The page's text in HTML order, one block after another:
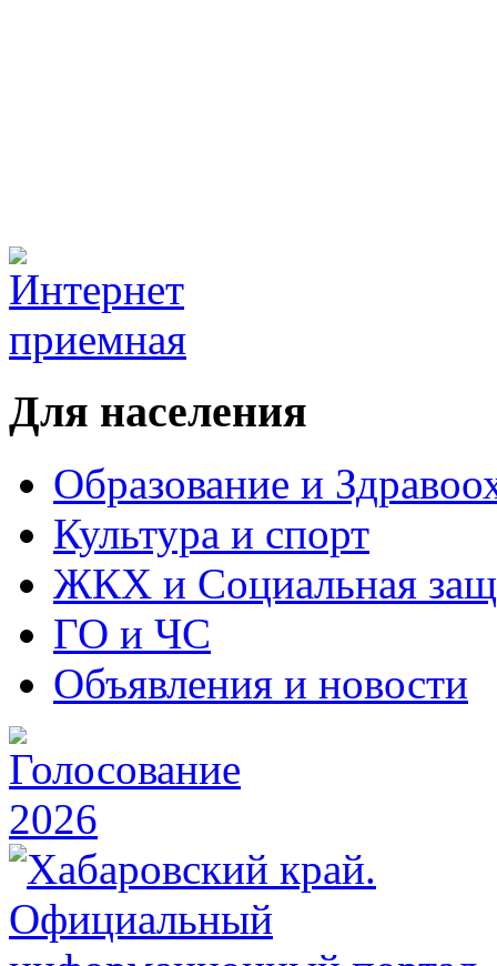
Для населения
Образование и
Культура и спорт
ЖКХ и Социальная
ГО и ЧС
Объявления и новости